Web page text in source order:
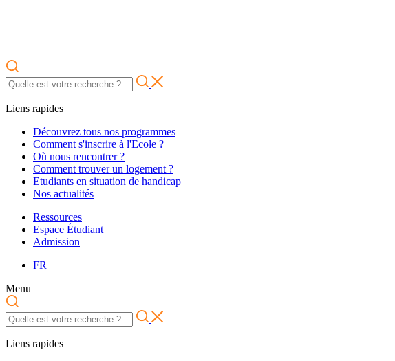
Liens rapides
Découvrez tous nos programmes
Comment s'inscrire à l'Ecole ?
Où nous rencontrer ?
Comment trouver un logement ?
Etudiants en situation de handicap
Nos actualités
Ressources
Espace Étudiant
Admission
FR
Menu
Liens rapides